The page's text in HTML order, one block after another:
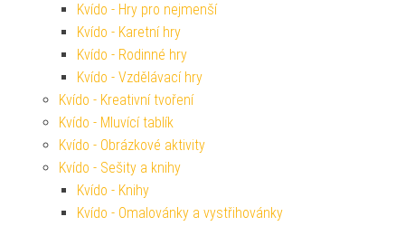
Kvído - Hry pro nejmenší
Kvído - Karetní hry
Kvído - Rodinné hry
Kvído - Vzdělávací hry
Kvído - Kreativní tvoření
Kvído - Mluvící tablík
Kvído - Obrázkové aktivity
Kvído - Sešity a knihy
Kvído - Knihy
Kvído - Omalovánky a vystřihovánky